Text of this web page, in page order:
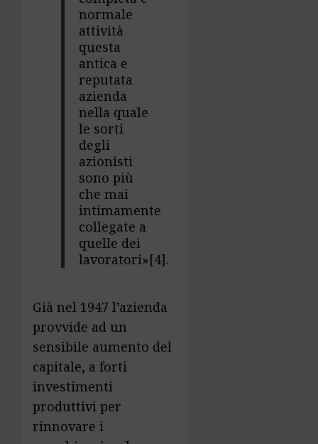
normale
attività
questa
antica e
reputata
azienda
nella quale
le sorti
degli
azionisti
sono più
che mai
intimamente
collegate a
quelle dei
lavoratori»[4].
Già nel 1947 l’azienda
provvide ad un
sensibile aumento del
capitale, a forti
investimenti
produttivi per
rinnovare i